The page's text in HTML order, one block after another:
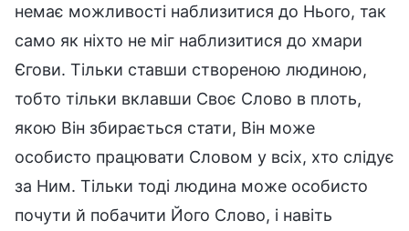
немає можливості наблизитися до Нього, так
само як ніхто не міг наблизитися до хмари
Єгови. Тільки ставши створеною людиною,
тобто тільки вклавши Своє Слово в плоть,
якою Він збирається стати, Він може
особисто працювати Словом у всіх, хто слідує
за Ним. Тільки тоді людина може особисто
почути й побачити Його Слово, і навіть